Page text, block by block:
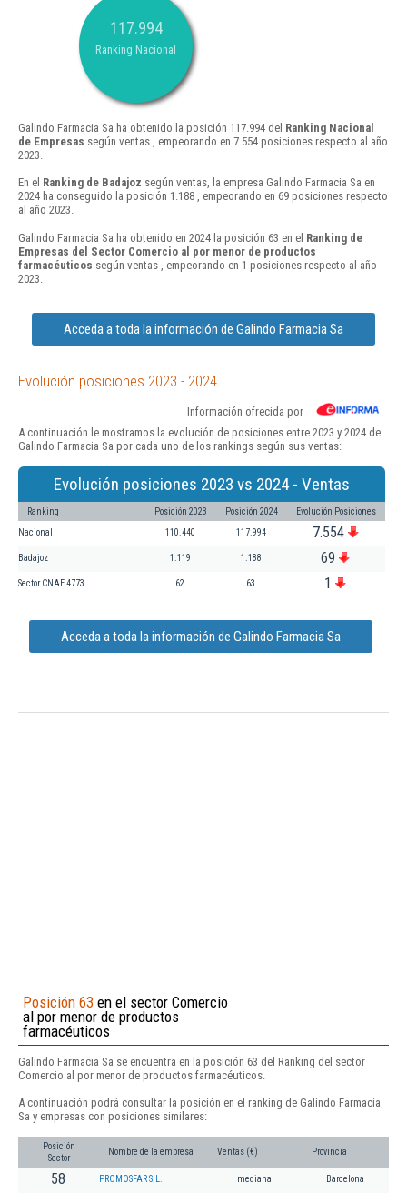
117.994
Ranking Nacional
Galindo Farmacia Sa ha obtenido la posición 117.994 del Ranking Nacional
de Empresas según ventas , empeorando en 7.554 posiciones respecto al año
2023.
En el Ranking de Badajoz según ventas, la empresa Galindo Farmacia Sa en
2024 ha conseguido la posición 1.188 , empeorando en 69 posiciones respecto
al año 2023.
Galindo Farmacia Sa ha obtenido en 2024 la posición 63 en el Ranking de
Empresas del Sector Comercio al por menor de productos
farmacéuticos según ventas , empeorando en 1 posiciones respecto al año
2023.
Acceda a toda la información de Galindo Farmacia Sa
Evolución posiciones 2023 - 2024
Información ofrecida por
A continuación le mostramos la evolución de posiciones entre 2023 y 2024 de
Galindo Farmacia Sa por cada uno de los rankings según sus ventas:
Evolución posiciones 2023 vs 2024 - Ventas
Ranking Posición 2023 Posición 2024 Evolución Posiciones
Nacional 110.440 117.994 7.554
Badajoz 1.119 1.188 69
Sector CNAE 4773 62 63 1
Acceda a toda la información de Galindo Farmacia Sa
Posición 63 en el sector Comercio
al por menor de productos
farmacéuticos
Galindo Farmacia Sa se encuentra en la posición 63 del Ranking del sector
Comercio al por menor de productos farmacéuticos.
A continuación podrá consultar la posición en el ranking de Galindo Farmacia
Sa y empresas con posiciones similares:
Posición
Sector
Nombre de la empresa Ventas (€) Provincia
58 PROMOSFAR S.L. mediana Barcelona